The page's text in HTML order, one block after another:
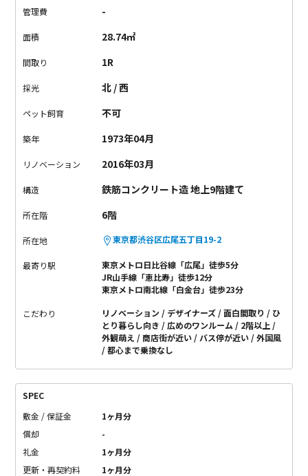
躍！もちろん、日々ゆったりと料理したい方はひとりで悠々と
会じゃなかなか...
そんな気分の時は是非とも屋上へ！
広々とした屋上も、どうぞご自由にお使いください。
なのでしっかりとプライベート空間も保たれてる。
スが東京の一人暮らしにはむしろ心地よいのでは？
現地にて！
お待ちしております。
管理費 -
面積 28.74㎡
間取り 1R
採光 北 / 西
ペット飼育 不可
築年 1973年04月
リノベーション 2016年03月
構造 鉄筋コンクリート造 地上9階建て
所在階 6階
所在地 東京都渋谷区広尾五丁目19-2
最寄り駅
東京メトロ日比谷線「広尾」徒歩5分
JR山手線「恵比寿」徒歩12分
東京メトロ南北線「白金台」徒歩23分
こだわり リノベーション デザイナーズ 面白間取り
ひ
とり暮らし向き
広めのワンルーム
2階以上
外観萌え
商店街が近い バス停が近い
外国風
都心まで乗換なし
SPEC
敷金 / 保証金
1ヶ月分
償却
-
礼金
1ヶ月分
更新・再契約料
1ヶ月分